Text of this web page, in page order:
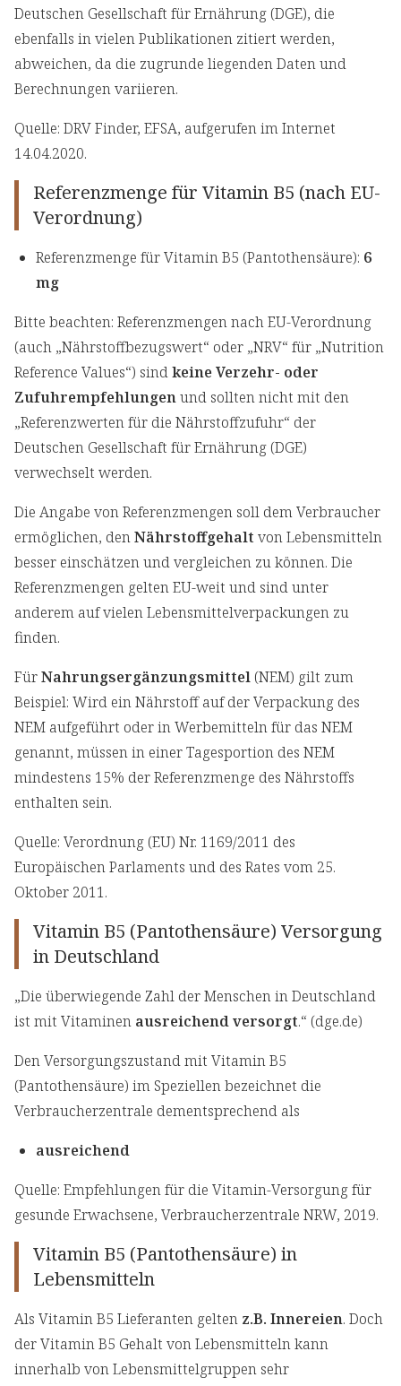
Deutschen Gesellschaft für Ernährung (DGE), die
ebenfalls in vielen Publikationen zitiert werden,
abweichen, da die zugrunde liegenden Daten und
Berechnungen variieren.
Quelle: DRV Finder, EFSA, aufgerufen im Internet
14.04.2020.
Referenzmenge für Vitamin B5 (nach EU-
Verordnung)
Referenzmenge für Vitamin B5 (Pantothensäure): 6
mg
Bitte beachten: Referenzmengen nach EU-Verordnung
(auch „Nährstoffbezugswert“ oder „NRV“ für „Nutrition
Reference Values“) sindkeine Verzehr- oder
Zufuhrempfehlungenund sollten nicht mit den
„Referenzwerten für die Nährstoffzufuhr“ der
Deutschen Gesellschaft für Ernährung (DGE)
verwechselt werden.
Die Angabe von Referenzmengen soll dem Verbraucher
ermöglichen, denNährstoffgehalt von Lebensmitteln
besser einschätzen und vergleichen zu können. Die
Referenzmengen gelten EU-weit und sind unter
anderem auf vielen Lebensmittelverpackungen zu
finden.
FürNahrungsergänzungsmittel (NEM) gilt zum
Beispiel: Wird ein Nährstoff auf der Verpackung des
NEM aufgeführt oder in Werbemitteln für das NEM
genannt, müssen in einer Tagesportion des NEM
mindestens 15% der Referenzmenge des Nährstoffs
enthalten sein.
Quelle: Verordnung (EU) Nr. 1169/2011 des
Europäischen Parlaments und des Rates vom 25.
Oktober 2011.
Vitamin B5 (Pantothensäure) Versorgung
in Deutschland
„Die überwiegende Zahl der Menschen in Deutschland
ist mit Vitaminen ausreichend versorgt.“ (dge.de)
Den Versorgungszustand mit Vitamin B5
(Pantothensäure) im Speziellen bezeichnet die
Verbraucherzentrale dementsprechend als
ausreichend
Quelle: Empfehlungen für die Vitamin-Versorgung für
gesunde Erwachsene, Verbraucherzentrale NRW, 2019.
Vitamin B5 (Pantothensäure) in
Lebensmitteln
Als Vitamin B5 Lieferanten gelten z.B. Innereien. Doch
der Vitamin B5 Gehalt von Lebensmitteln kann
innerhalb von Lebensmittelgruppen sehr